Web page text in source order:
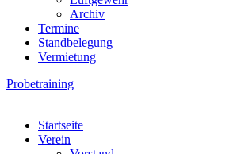
Archiv
Termine
Standbelegung
Vermietung
Probetraining
Startseite
Verein